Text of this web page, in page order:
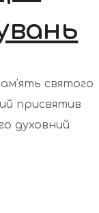
святого
присвятив
духовний